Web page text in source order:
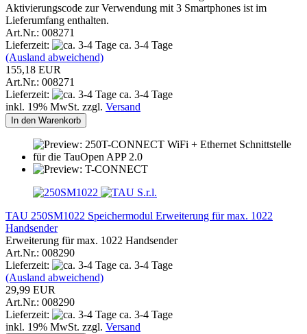
Aktivierungscode zur Verwendung mit 3 Smartphones ist im
Lieferumfang enthalten.
Art.Nr.: 008271
Lieferzeit:
ca. 3-4 Tage
(Ausland abweichend)
155,18 EUR
Art.Nr.: 008271
Lieferzeit:
ca. 3-4 Tage
inkl. 19% MwSt. zzgl. Versand
In den Warenkorb
TAU 250SM1022 Speichermodul Erweiterung für max. 1022
Handsender
Erweiterung für max. 1022 Handsender
Art.Nr.: 008290
Lieferzeit:
ca. 3-4 Tage
(Ausland abweichend)
29,99 EUR
Art.Nr.: 008290
Lieferzeit:
ca. 3-4 Tage
inkl. 19% MwSt. zzgl. Versand